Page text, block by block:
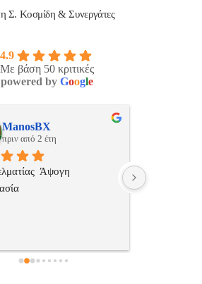
Σ. Κοσμίδη & Συνεργάτες
4.9
Με βάση 50 κριτικές
powered by Google
ManosBX
πριν από 2 έτη
Άψογη